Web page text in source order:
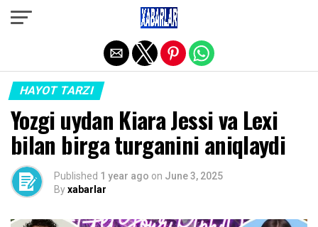
HAYOT TARZI
Yozgi uydan Kiara Jessi va Lexi
bilan birga turganini aniqlaydi
Published 1 year ago on June 3, 2025
Byxabarlar
Exit mobile version